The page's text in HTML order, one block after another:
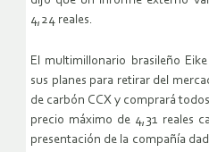
4,24 reales.
El multimillonario brasileño
sus planes para retirar del
de carbón CCX y comprará
precio máximo de 4,31 reales
presentación de la compañía